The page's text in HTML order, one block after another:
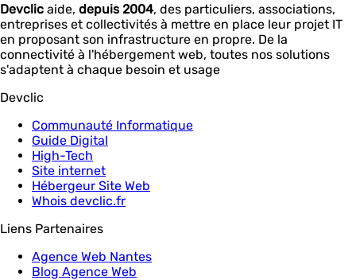
Devclic aide, depuis 2004, des particuliers, associations,
entreprises et collectivités à mettre en place leur projet IT
en proposant son infrastructure en propre. De la
connectivité à l'hébergement web, toutes nos solutions
s'adaptent à chaque besoin et usage
Devclic
Communauté Informatique
Guide Digital
High-Tech
Site internet
Hébergeur Site Web
Whois devclic.fr
Liens Partenaires
Agence Web Nantes
Blog Agence Web